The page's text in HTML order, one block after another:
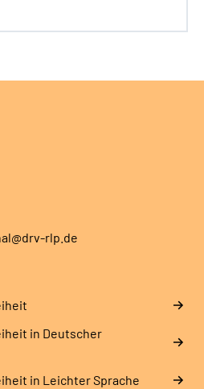
rlp.de
in Deutscher
in Leichter Sprache